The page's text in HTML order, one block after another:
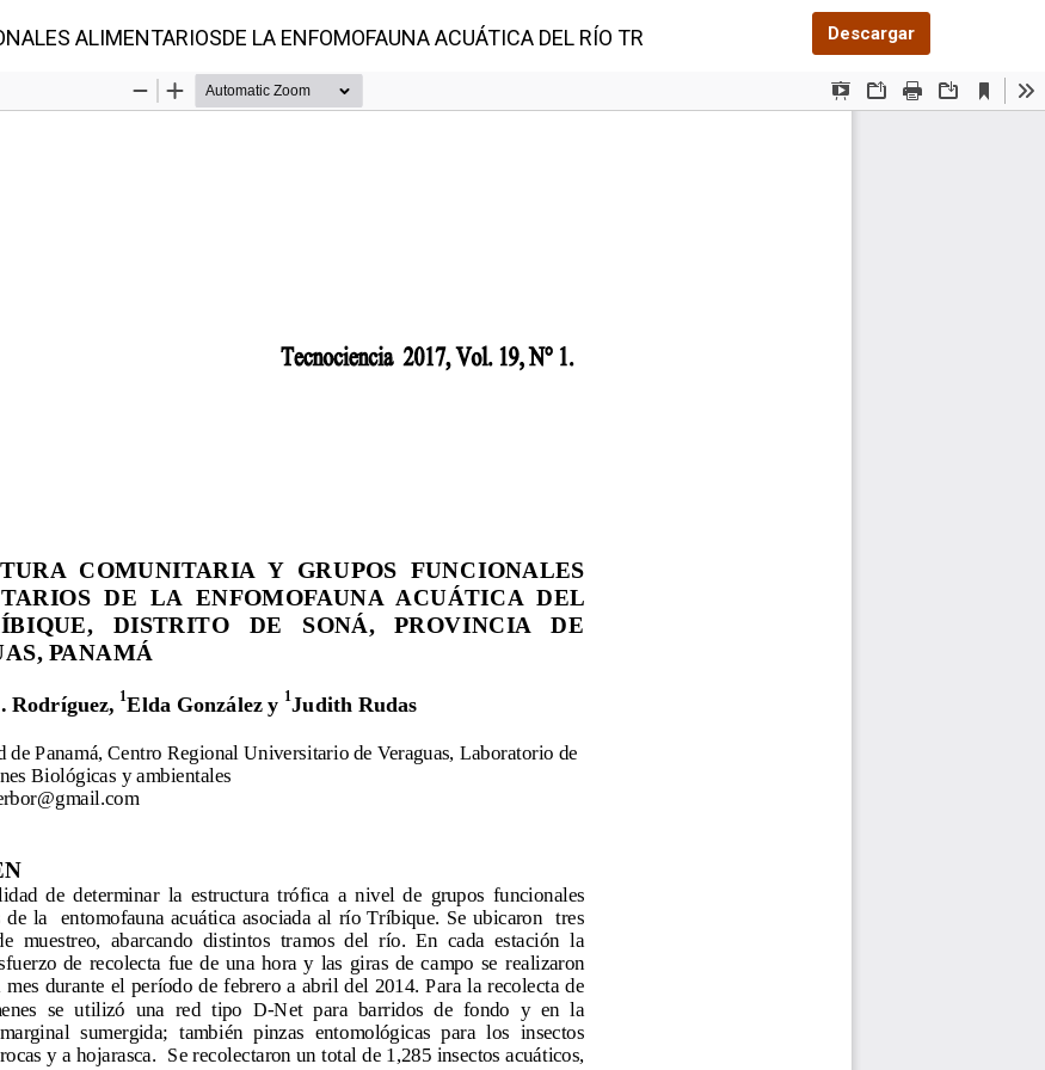
ALIMENTARIOSDE LA ENFOMOFAUNA ACUÁTICA DEL RÍO TRÍBIQUE, DISTRITO DE SONÁ, PROVINCIA
DescargarDescargar PDF